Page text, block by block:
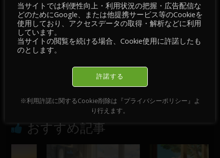
←【 DEVGRU Academy 】【 FX 】【 Chart
Pattern 】EURUSD ／ M15 ／ 2022-07-26
【 DEVGRU Academy 】【 FX 】【 Chart
Pattern 】EURUSD ／ M15 ／ 2022-07-28
おすすめ記事
当サイトでは利便性向上・利用状況の把握・広告配信な
どのためにGoogle、または他提携サービス等のCookieを
使用しており、アクセスデータの取得・解析などに利用
しています。
当サイトの閲覧を続ける場合、Cookie使用に許諾したも
のとします。
許諾する
※利用許諾に関するCookie削除は『プライバシーポリシー』よ
り行えます。